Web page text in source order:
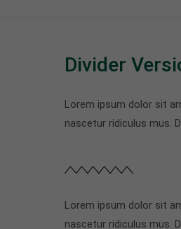
Divider
Lorem ipsum dolor sit
nascetur ridiculus mus.
Lorem ipsum dolor sit
nascetur ridiculus mus.